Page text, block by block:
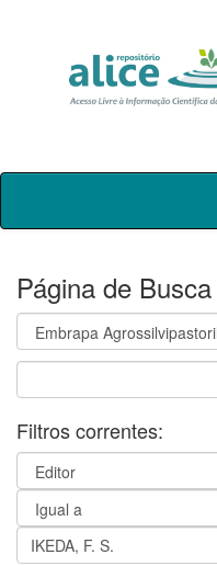
Skip
Página de Busca
Filtros correntes: